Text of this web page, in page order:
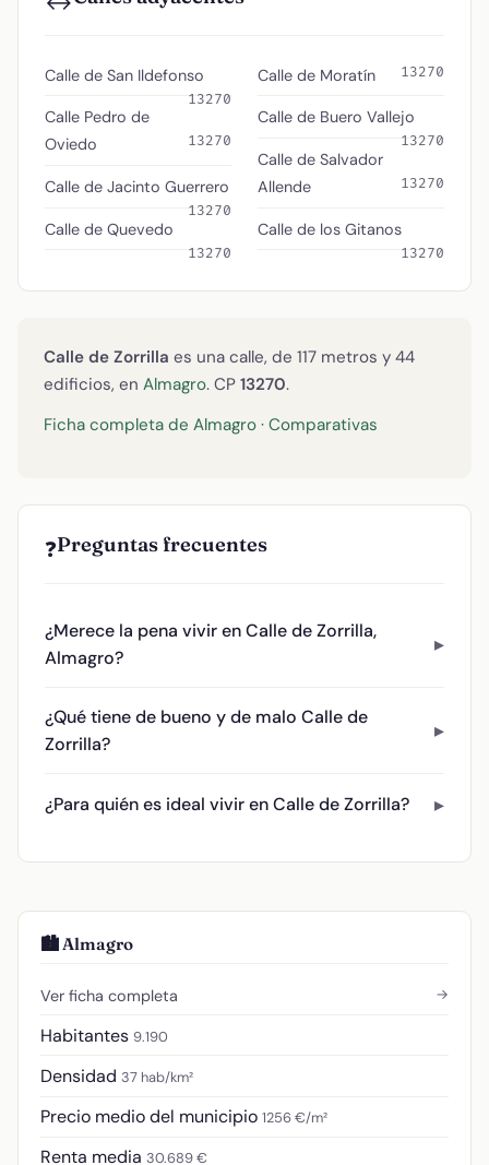
Calle de San Ildefonso
13270
Calle Pedro de
Oviedo
13270
Calle de Jacinto Guerrero
13270
Calle de Quevedo
13270
Calle de Moratín 13270
Calle de Buero Vallejo
13270
Calle de Salvador
Allende
13270
Calle de los Gitanos
13270
Calle de Zorrilla es una calle, de 117 metros y 44
edificios, en Almagro. CP 13270.
Ficha completa de Almagro · Comparativas
❓Preguntas frecuentes
¿Merece la pena vivir en Calle de Zorrilla,
Almagro?
¿Qué tiene de bueno y de malo Calle de
Zorrilla?
¿Para quién es ideal vivir en Calle de Zorrilla?
🏙️ Almagro
Ver ficha completa →
Habitantes 9.190
Densidad 37 hab/km²
Precio medio del municipio 1256 €/m²
Renta media 30.689 €